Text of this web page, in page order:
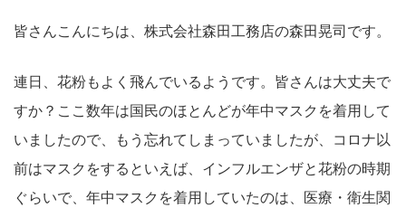
皆さんこんにちは、株式会社森田工務店の森田晃司です。
連日、花粉もよく飛んでいるようです。皆さんは大丈夫で
すか？ここ数年は国民のほとんどが年中マスクを着用して
いましたので、もう忘れてしまっていましたが、コロナ以
前はマスクをするといえば、インフルエンザと花粉の時期
ぐらいで、年中マスクを着用していたのは、医療・衛生関